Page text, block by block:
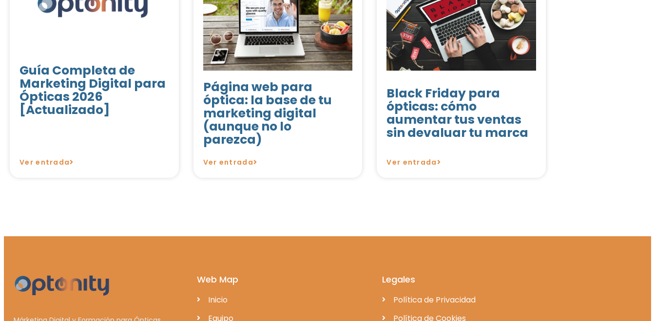
Guía Completa de
Marketing Digital para
Ópticas 2026
[Actualizado]
Ver entrada
Página web para
óptica: la base de tu
marketing digital
(aunque no lo
parezca)
Ver entrada
Black Friday para
ópticas: cómo
aumentar tus ventas
sin devaluar tu marca
Ver entrada
Web Map
Inicio
Equipo
Legales
Política de Privacidad
Política de Cookies